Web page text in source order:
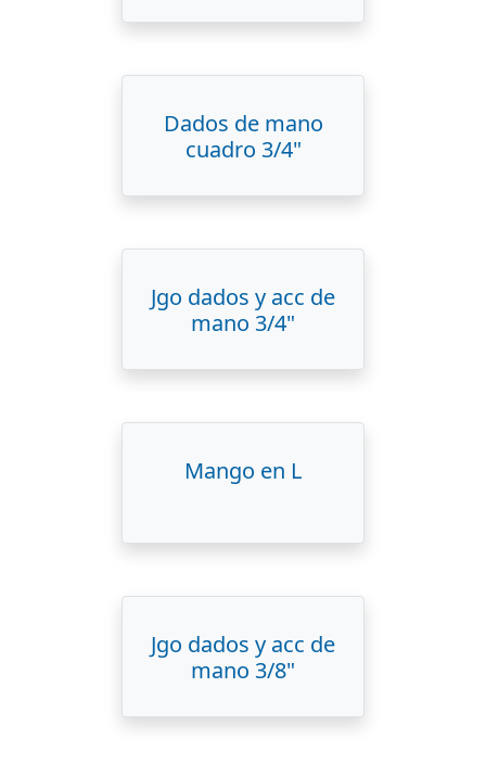
Dados de mano
cuadro 3/4"
Jgo dados y acc de
mano 3/4"
Mango en L
Jgo dados y acc de
mano 3/8"